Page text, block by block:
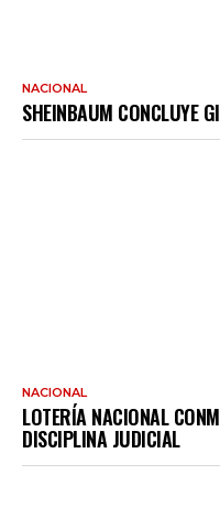
NACIONAL
SHEINBAUM CONCLUYE
NACIONAL
LOTERÍA NACIONAL
DISCIPLINA JUDICIAL